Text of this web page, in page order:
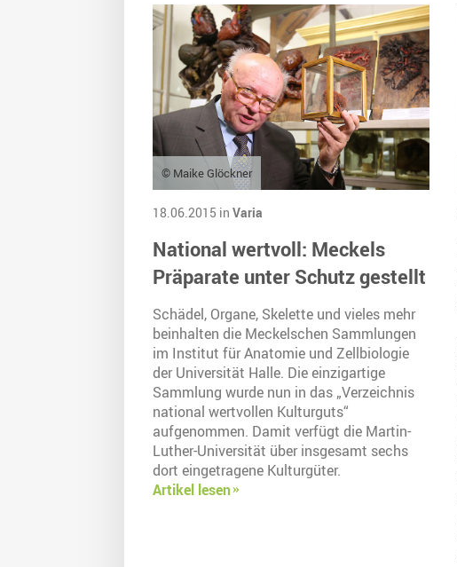
© Maike Glöckner
18.06.2015 in Varia
National wertvoll: Meckels
Präparate unter Schutz gestellt
Schädel, Organe, Skelette und vieles mehr
beinhalten die Meckelschen Sammlungen
im Institut für Anatomie und Zellbiologie
der Universität Halle. Die einzigartige
Sammlung wurde nun in das „Verzeichnis
national wertvollen Kulturguts“
aufgenommen. Damit verfügt die Martin-
Luther-Universität über insgesamt sechs
dort eingetragene Kulturgüter.
Artikel lesen